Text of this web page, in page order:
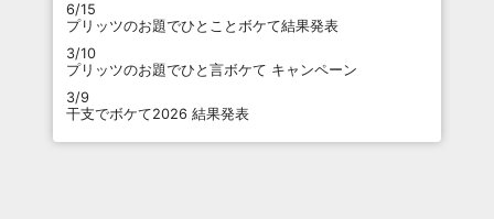
6/15
プリッツのお題でひとことボケて結果発表
3/10
プリッツのお題でひと言ボケて キャンペーン
3/9
干支でボケて2026 結果発表